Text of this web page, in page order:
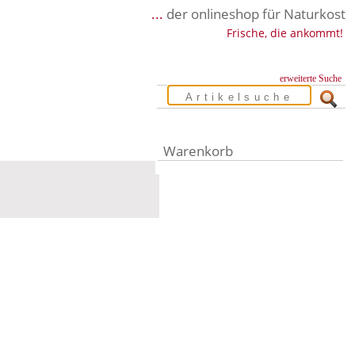
... der onlineshop für Naturkost
Frische, die ankommt!
erweiterte Suche
Warenkorb